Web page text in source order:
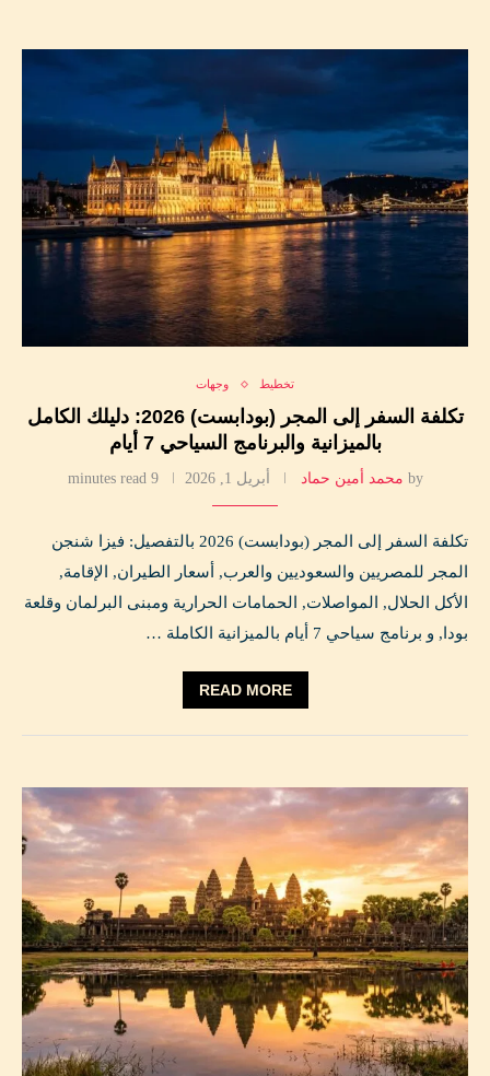
تخطيط وجهات
تكلفة السفر إلى المجر (بودابست) 2026: دليلك الكامل
بالميزانية والبرنامج السياحي 7 أيام
by محمد أمين حماد أبريل 1, 2026 9 minutes read
تكلفة السفر إلى المجر (بودابست) 2026 بالتفصيل: فيزا شنجن
المجر للمصريين والسعوديين والعرب, أسعار الطيران, الإقامة,
الأكل الحلال, المواصلات, الحمامات الحرارية ومبنى البرلمان وقلعة
بودا, و برنامج سياحي 7 أيام بالميزانية الكاملة …
READ MORE